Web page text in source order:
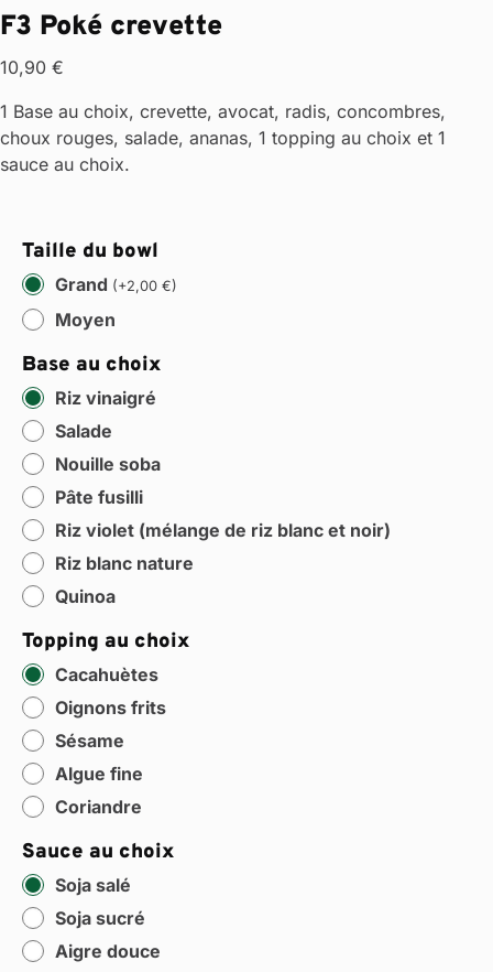
F3 Poké crevette
10,90 €
1 Base au choix, crevette, avocat, radis, concombres,
choux rouges, salade, ananas, 1 topping au choix et 1
sauce au choix.
Taille du bowl
Grand (+2,00 €)
Moyen
Base au choix
Riz vinaigré
Salade
Nouille soba
Pâte fusilli
Riz violet (mélange de riz blanc et noir)
Riz blanc nature
Quinoa
Topping au choix
Cacahuètes
Oignons frits
Sésame
Algue fine
Coriandre
Sauce au choix
Soja salé
Soja sucré
Aigre douce